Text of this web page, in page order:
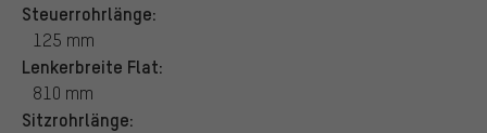
Steuerrohrlänge:
125 mm
Lenkerbreite Flat:
810 mm
Sitzrohrlänge: